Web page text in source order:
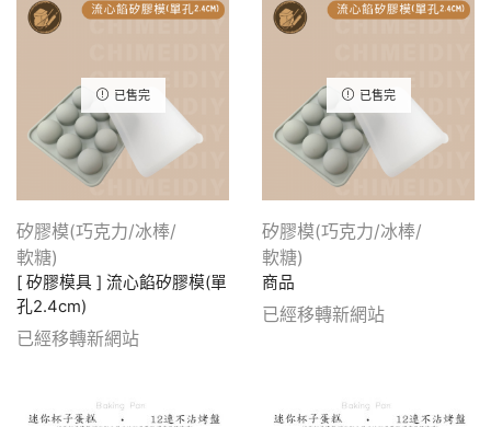
已售完
矽膠模(巧克力/冰棒/
軟糖)
[ 矽膠模具 ] 流心餡矽膠模(單
孔2.4cm)
已經移轉新網站
已售完
矽膠模(巧克力/冰棒/
軟糖)
商品
已經移轉新網站